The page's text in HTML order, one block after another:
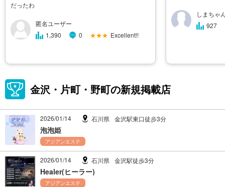
だったわ
匿名ユーザー
1,390
0 ★★★ Excellent!!
しまちゃ
927
金沢・片町・野町の新規掲載店
2026/01/14 石川県 金沢駅東口徒步3分
泡泡姫
アジアンエステ
2026/01/14 石川県 金沢駅徒歩3分
Healer(ヒーラー)
アジアンエステ